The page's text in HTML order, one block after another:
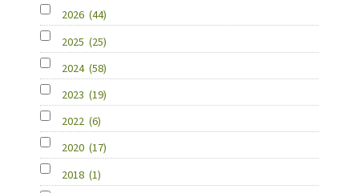
2026 (44)
2025 (25)
2024 (58)
2023 (19)
2022 (6)
2020 (17)
2018 (1)